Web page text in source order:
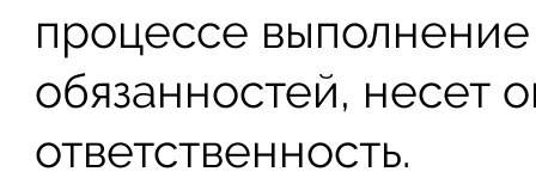
процессе
обязанностей, несет
ответственность.